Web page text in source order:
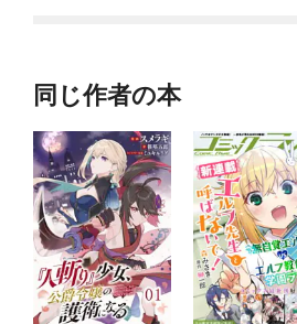
同じ作者の本